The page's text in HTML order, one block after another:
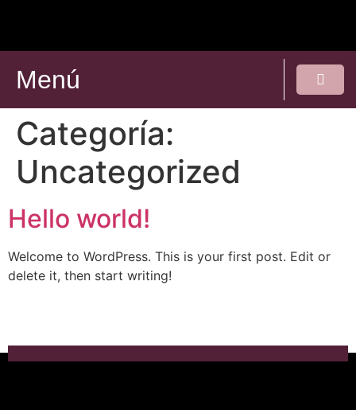
Menú
Categoría:
Uncategorized
Hello world!
Welcome to WordPress. This is your first post. Edit or
delete it, then start writing!